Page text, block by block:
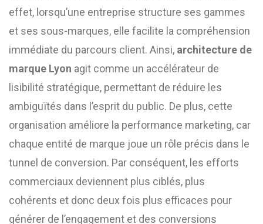
effet, lorsqu’une entreprise structure ses gammes
et ses sous-marques, elle facilite la compréhension
immédiate du parcours client. Ainsi, architecture de
marque Lyon agit comme un accélérateur de
lisibilité stratégique, permettant de réduire les
ambiguïtés dans l’esprit du public. De plus, cette
organisation améliore la performance marketing, car
chaque entité de marque joue un rôle précis dans le
tunnel de conversion. Par conséquent, les efforts
commerciaux deviennent plus ciblés, plus
cohérents et donc deux fois plus efficaces pour
générer de l’engagement et des conversions